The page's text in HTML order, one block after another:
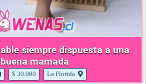
buena mamada
$ 30.000 La Florida